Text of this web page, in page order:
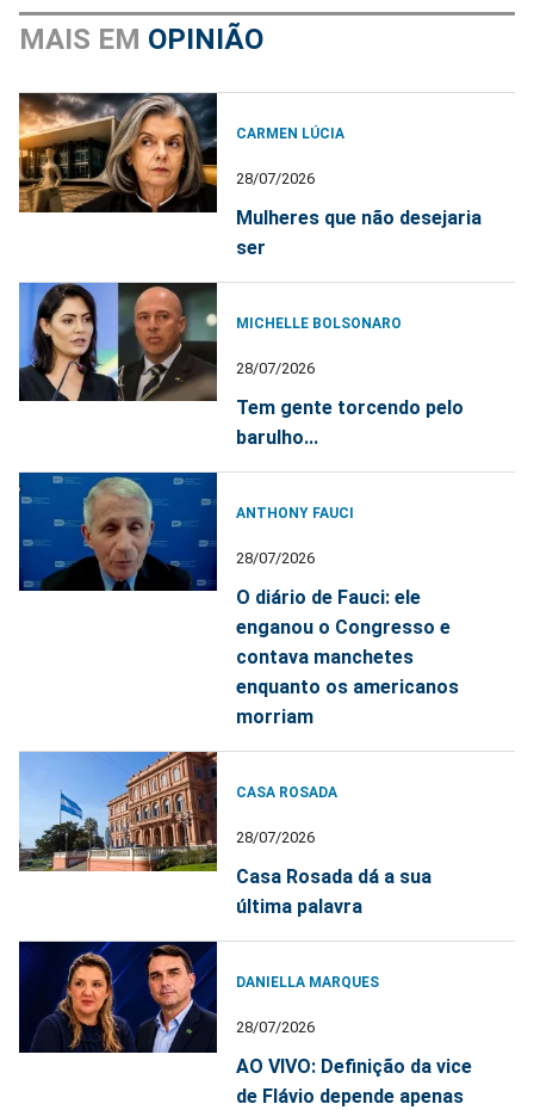
MAIS EM OPINIÃO
CARMEN LÚCIA
28/07/2026
Mulheres que não desejaria
ser
MICHELLE BOLSONARO
28/07/2026
Tem gente torcendo pelo
barulho...
ANTHONY FAUCI
28/07/2026
O diário de Fauci: ele
enganou o Congresso e
contava manchetes
enquanto os americanos
morriam
CASA ROSADA
28/07/2026
Casa Rosada dá a sua
última palavra
DANIELLA MARQUES
28/07/2026
AO VIVO: Definição da vice
de Flávio depende apenas